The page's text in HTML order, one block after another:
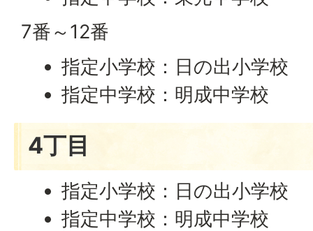
7番～12番
指定小学校：日の出小学校
指定中学校：明成中学校
4丁目
指定小学校：日の出小学校
指定中学校：明成中学校